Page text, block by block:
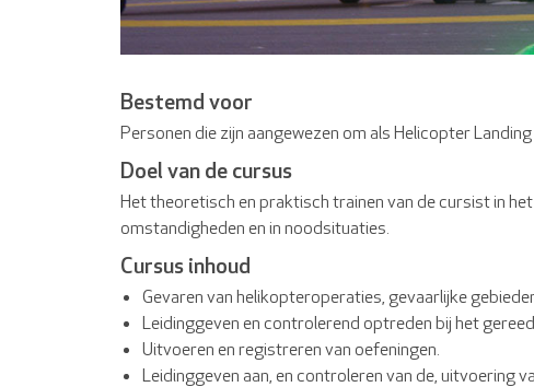
Bestemd voor
Personen die zijn aangewezen om als Helicopter
Doel van de cursus
Het theoretisch en praktisch trainen van de cursist in
omstandigheden en in noodsituaties.
Cursus inhoud
Gevaren van helikopteroperaties, gevaarlijke
Leidinggeven en controlerend optreden bij het
Uitvoeren en registreren van oefeningen.
Leidinggeven aan, en controleren van de, uitvoering